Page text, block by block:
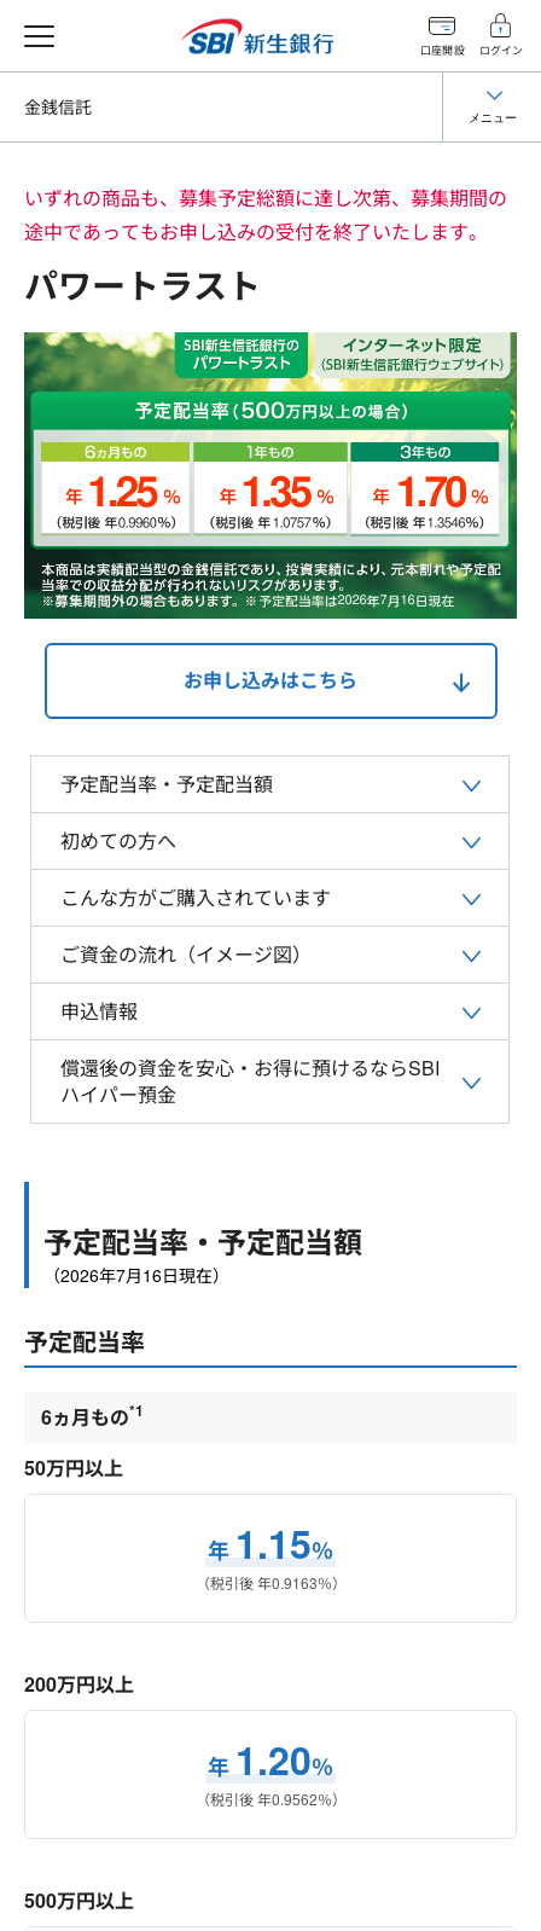
口座開設 ログイン
いずれの商品も、募集予定総額に達し次第、募集期間の
途中であってもお申し込みの受付を終了いたします。
パワートラスト
お申し込みはこちら
予定配当率・予定配当額
初めての方へ
こんな方がご購入されています
ご資金の流れ（イメージ図）
申込情報
償還後の資金を安心・お得に預けるならSBI
ハイパー預金
予定配当率・予定配当額
（2026年7月16日現在）
予定配当率
6ヵ月もの*1
50万円以上
年 1.15％
（税引後 年0.9163％）
200万円以上
年 1.20％
（税引後 年0.9562％）
500万円以上
金銭信託 メニュー